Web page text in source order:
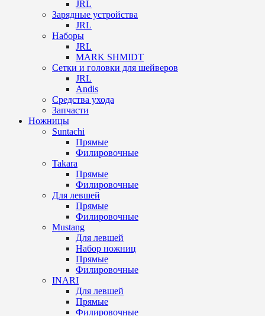
JRL
Зарядные устройства
JRL
Наборы
JRL
MARK SHMIDT
Сетки и головки для шейверов
JRL
Andis
Средства ухода
Запчасти
Ножницы
Suntachi
Прямые
Филировочные
Takara
Прямые
Филировочные
Для левшей
Прямые
Филировочные
Mustang
Для левшей
Набор ножниц
Прямые
Филировочные
INARI
Для левшей
Прямые
Филировочные